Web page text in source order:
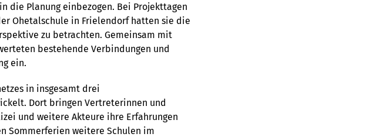
die Planung einbezogen. Bei Projekttagen
Ohetalschule in Frielendorf hatten sie die
zu betrachten. Gemeinsam mit
bestehende Verbindungen und
ein.
in insgesamt drei
Dort bringen Vertreterinnen und
und weitere Akteure ihre Erfahrungen
Sommerferien weitere Schulen im